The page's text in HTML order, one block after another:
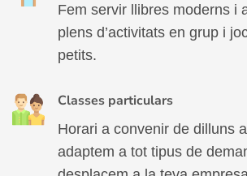
Fem servir llibres moderns i
plens d’activitats en grup i
petits.
Classes particulars
Horari a convenir de dilluns
adaptem a tot tipus de